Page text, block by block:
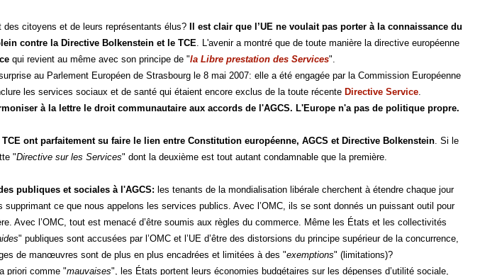
des citoyens et de leurs représentants élus? Il est clair que l’UE ne voulait pas porter à la connaissance du
contre la Directive Bolkenstein et le TCE . L'avenir a montré que de toute manière la directive européenne
qui revient au même avec son principe de "la Libre prestation des Services".
au Parlement Européen de Strasbourg le 8 mai 2007: elle a été engagée par la Commission Européenne
les services sociaux et de santé qui étaient encore exclus de la toute récente Directive Service
à la lettre le droit communautaire aux accords de l'AGCS. L'Europe n'a pas de politique propre.
ont parfaitement su faire le lien entre Constitution européenne, AGCS et Directive Bolkenstein . Si le
"Directive sur les Services" dont la deuxième est tout autant condamnable que la première.
publiques et sociales à l'AGCS: les tenants de la mondialisation libérale cherchent à étendre chaque jour
ce que nous appelons les services publics. Avec l’OMC, ils se sont donnés un puissant outil pour
Avec l’OMC, tout est menacé d’être soumis aux règles du commerce. Même les États et les collectivités
" publiques sont accusées par l’OMC et l’UE d’être des distorsions du principe supérieur de la concurrence,
de manœuvres sont de plus en plus encadrées et limitées à des "exemptions" (limitations)?
priori comme "mauvaises", les États portent leurs économies budgétaires sur les dépenses d’utilité sociale,